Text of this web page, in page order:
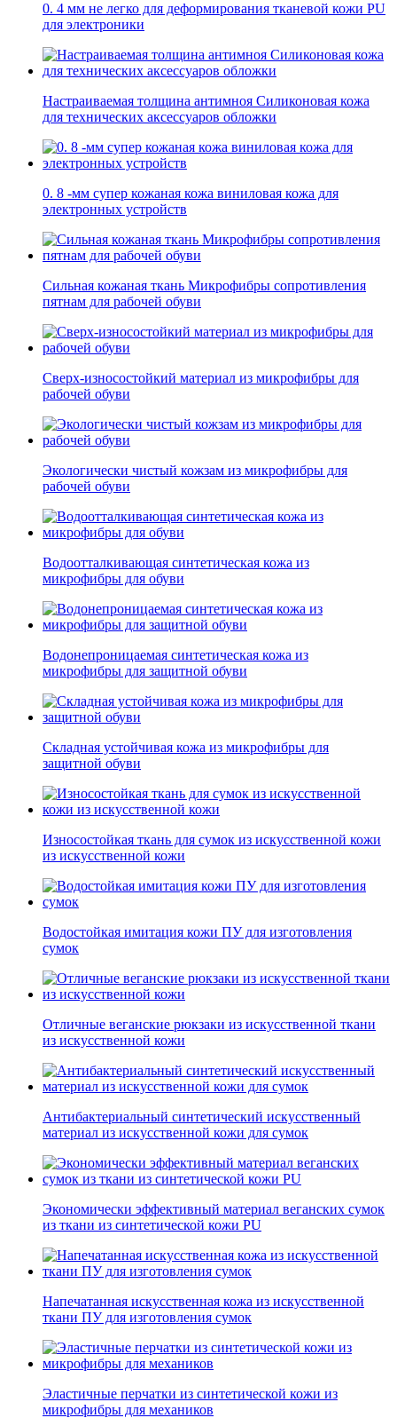
0. 4 мм не легко для деформирования тканевой кожи PU
для электроники
Настраиваемая толщина антимноя Силиконовая кожа
для технических аксессуаров обложки
0. 8 -мм супер кожаная кожа виниловая кожа для
электронных устройств
Сильная кожаная ткань Микрофибры сопротивления
пятнам для рабочей обуви
Сверх-износостойкий материал из микрофибры для
рабочей обуви
Экологически чистый кожзам из микрофибры для
рабочей обуви
Водоотталкивающая синтетическая кожа из
микрофибры для обуви
Водонепроницаемая синтетическая кожа из
микрофибры для защитной обуви
Складная устойчивая кожа из микрофибры для
защитной обуви
Износостойкая ткань для сумок из искусственной кожи
из искусственной кожи
Водостойкая имитация кожи ПУ для изготовления
сумок
Отличные веганские рюкзаки из искусственной ткани
из искусственной кожи
Антибактериальный синтетический искусственный
материал из искусственной кожи для сумок
Экономически эффективный материал веганских сумок
из ткани из синтетической кожи PU
Напечатанная искусственная кожа из искусственной
ткани ПУ для изготовления сумок
Эластичные перчатки из синтетической кожи из
микрофибры для механиков